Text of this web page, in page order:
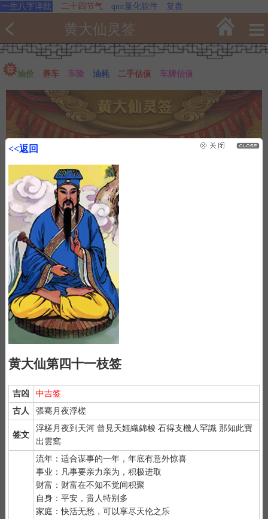
一生八字详批 二十四节气 qmt量化软件 复盘
黄大仙灵签
油价 养车 车险 油耗 二手估值 车牌估值
<<返回
黄大仙第四十一枝签
吉凶
中吉签
古人
張騫月夜浮槎
签文
浮槎月夜到天河 曾見天姬織錦梭 石得支機人罕識 那知此寶
出雲窩
流年：适合谋事的一年，年底有意外惊喜
事业：凡事要亲力亲为，积极进取
财富：财富在不知不觉间积聚
自身：平安，贵人特别多
家庭：快活无愁，可以享尽天伦之乐